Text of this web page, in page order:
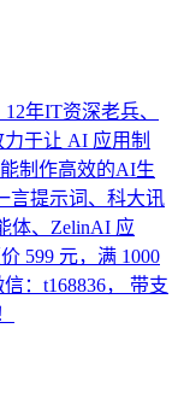
年IT资深老兵、
于让 AI 应用制
制作高效的AI生
言提示词、科大讯
体、ZelinAI 应
599 元，满 1000
：t168836， 带支